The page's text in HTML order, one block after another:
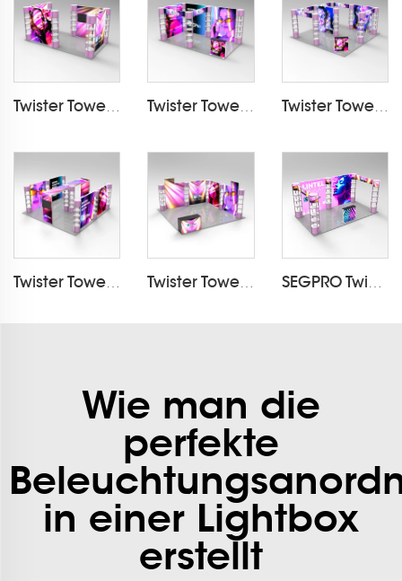
Twister Tower Light Box Booth LT-07ZHP120-002 Twister Tower Leuchtkastenstand LT-07ZHP120-003 Twister Tower Leuchtkastenstand LT-07ZHP120-004
Twister Tower Leuchtkastenstand LT-07ZHP120-005 Twister Tower Leuchtkastenstand LT-07ZHP120-006 SEGPRO Twister Tower Light Box Booth
Wie man die
perfekte
in einer Lightbox
erstellt